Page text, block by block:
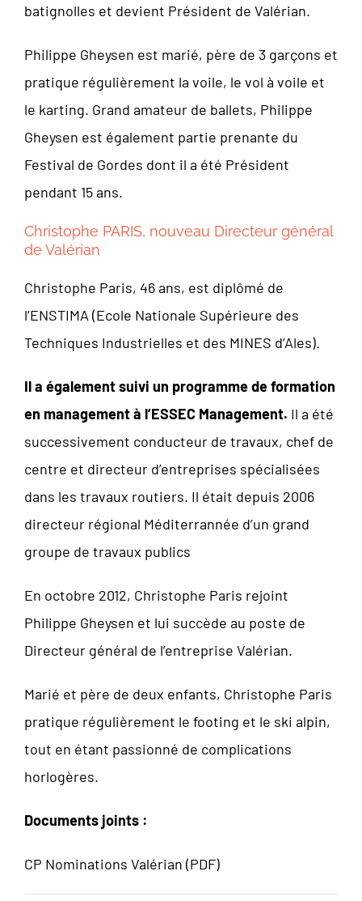
batignolles et devient Président de Valérian.
Philippe Gheysen est marié, père de 3 garçons et
pratique régulièrement la voile, le vol à voile et
le karting. Grand amateur de ballets, Philippe
Gheysen est également partie prenante du
Festival de Gordes dont il a été Président
pendant 15 ans.
Christophe PARIS, nouveau Directeur général
de Valérian
Christophe Paris, 46 ans, est diplômé de
l’ENSTIMA (Ecole Nationale Supérieure des
Techniques Industrielles et des MINES d’Ales).
Il a également suivi un programme de formation
en management à l’ESSEC Management. Il a été
successivement conducteur de travaux, chef de
centre et directeur d’entreprises spécialisées
dans les travaux routiers. Il était depuis 2006
directeur régional Méditerrannée d’un grand
groupe de travaux publics
En octobre 2012, Christophe Paris rejoint
Philippe Gheysen et lui succède au poste de
Directeur général de l’entreprise Valérian.
Marié et père de deux enfants, Christophe Paris
pratique régulièrement le footing et le ski alpin,
tout en étant passionné de complications
horlogères.
Documents joints :
CP Nominations Valérian (PDF)